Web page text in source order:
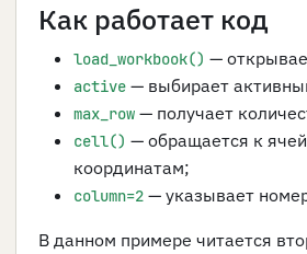
Как работает код
load_workbook() —
active — выбирает
max_row — получает
cell() — обращается к
координатам;
column=2 — указывает
В данном примере читается